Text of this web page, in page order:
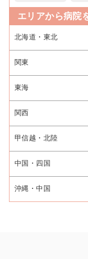
エリアから病院
北海道・東北
関東
東海
関西
甲信越・北陸
中国・四国
沖縄・中国